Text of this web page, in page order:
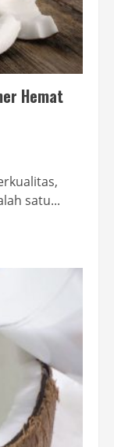
Hemat
satu...